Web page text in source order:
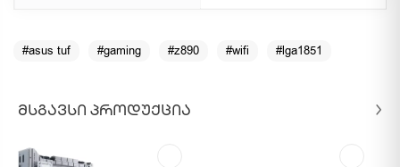
#asus tuf #gaming #z890 #wifi #lga1851
ᲛᲡᲒᲐᲕᲡᲘ ᲞᲠᲝᲓᲣᲥᲪᲘᲐ